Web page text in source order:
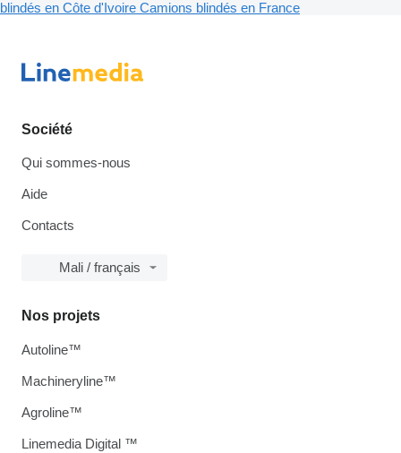
blindés en Côte d'Ivoire Camions blindés en France
Société
Qui sommes-nous
Aide
Contacts
Mali / français
Nos projets
Autoline™
Machineryline™
Agroline™
Linemedia Digital ™